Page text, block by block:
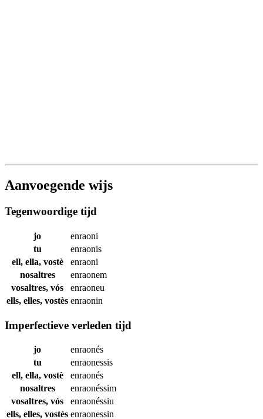
Aanvoegende wijs
Tegenwoordige tijd
jo
enraoni
tu
enraonis
ell, ella, vostè
enraoni
nosaltres
enraonem
vosaltres, vós
enraoneu
ells, elles, vostès enraonin
Imperfectieve verleden tijd
jo
enraonés
tu
enraonessis
ell, ella, vostè
enraonés
nosaltres
enraonéssim
vosaltres, vós
enraonéssiu
ells, elles, vostès enraonessin